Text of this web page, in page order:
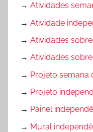
→ Atividades
→ Atividade
→ Atividades
→ Atividades
→ Projeto semana
→ Projeto
→ Painel
→ Mural